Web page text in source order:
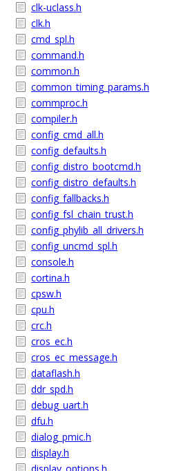
clk-uclass.h
clk.h
cmd_spl.h
command.h
common.h
common_timing_params.h
commproc.h
compiler.h
config_cmd_all.h
config_defaults.h
config_distro_bootcmd.h
config_distro_defaults.h
config_fallbacks.h
config_fsl_chain_trust.h
config_phylib_all_drivers.h
config_uncmd_spl.h
console.h
cortina.h
cpsw.h
cpu.h
crc.h
cros_ec.h
cros_ec_message.h
dataflash.h
ddr_spd.h
debug_uart.h
dfu.h
dialog_pmic.h
display.h